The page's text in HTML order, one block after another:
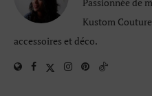
Kustom
accessoires et déco.